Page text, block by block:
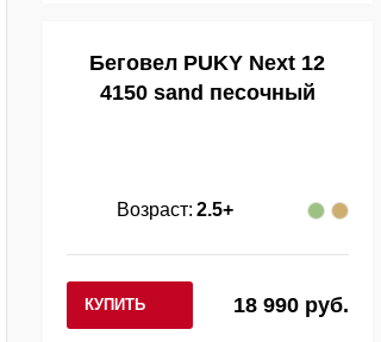
Беговел PUKY Next 12
4150 sand песочный
Возраст: 2.5+
КУПИТЬ 18 990 руб.